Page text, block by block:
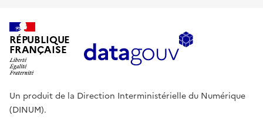
RÉPUBLIQUE
FRANÇAISE
Un produit de la Direction Interministérielle du Numérique
(DINUM).